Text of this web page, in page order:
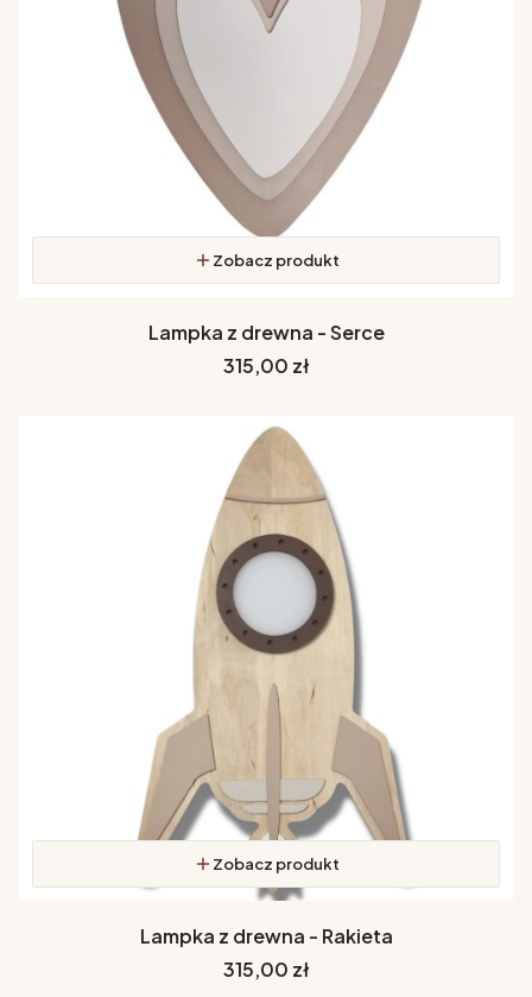
Zobacz produkt
Lampka z drewna - Serce
Cena
315,00 zł
Zobacz produkt
Lampka z drewna - Rakieta
Cena
315,00 zł